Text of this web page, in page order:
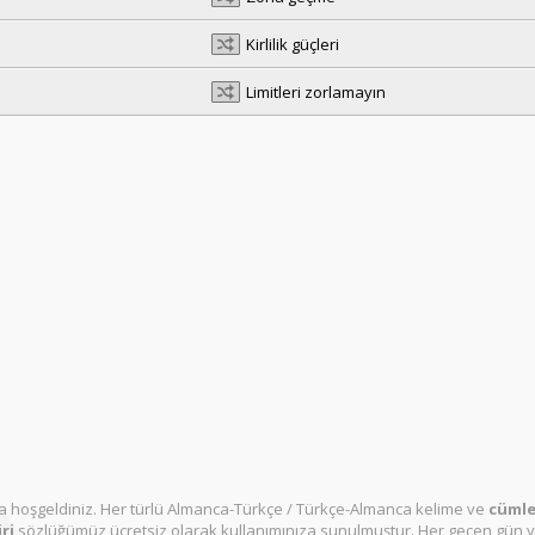
Kirlilik güçleri
Limitleri zorlamayın
Her türlü Almanca-Türkçe / Türkçe-Almanca kelime ve
sözlüğümüz ücretsiz olarak kullanımınıza sunulmuştur. Her geçen